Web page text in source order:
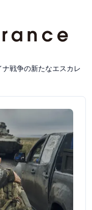
戦争の新たなエスカレ